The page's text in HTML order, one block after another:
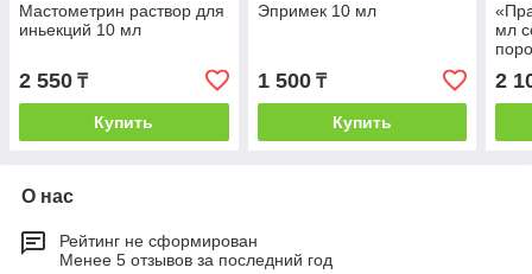
Мастометрин раствор для
иньекций 10 мл
2 550 ₸
Купить
Эпримек 10 мл
1 500₸
Купить
мл
2
О нас
Рейтинг не сформирован
Менее 5 отзывов за последний год